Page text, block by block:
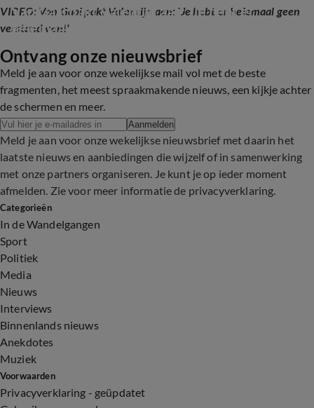
VIDEO: Van Gaal pakt Valentijn aan: 'Je hebt er helemaal geen
verstand van!'
2:13
Van Gaal pakt Valentijn aan: 'Je hebt er
helemaal geen verstand van!'
Ontvang onze nieuwsbrief
Meld je aan voor onze wekelijkse mail vol met de beste
fragmenten, het meest spraakmakende nieuws, een kijkje achter
de schermen en meer.
Aanmelden
Meld je aan voor onze wekelijkse nieuwsbrief met daarin het
laatste nieuws en aanbiedingen die wijzelf of in samenwerking
met onze partners organiseren. Je kunt je op ieder moment
afmelden. Zie voor meer informatie de privacyverklaring.
Categorieën
In de Wandelgangen
Sport
Politiek
Media
Nieuws
Interviews
Binnenlands nieuws
Anekdotes
Muziek
Voorwaarden
Privacyverklaring - geüpdatet